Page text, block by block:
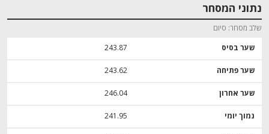
נתוני המסחר
שלב מסחר סיום
שער בסיס 243.87
שער פתיחה 243.62
שער אחרון 246.04
נמוך יומי 241.95